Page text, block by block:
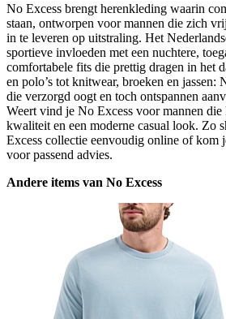
No Excess brengt herenkleding waarin
staan, ontworpen voor mannen die zich
in te leveren op uitstraling. Het
sportieve invloeden met een nuchtere,
comfortabele fits die prettig dragen in het
en polo’s tot knitwear, broeken en jassen:
die verzorgd oogt en toch ontspannen
Weert vind je No Excess voor mannen
kwaliteit en een moderne casual look. Zo
Excess collectie eenvoudig online of kom
voor passend advies.
Andere items van No Excess